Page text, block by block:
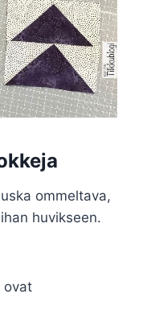
ommeltava,
huvikseen.
ovat